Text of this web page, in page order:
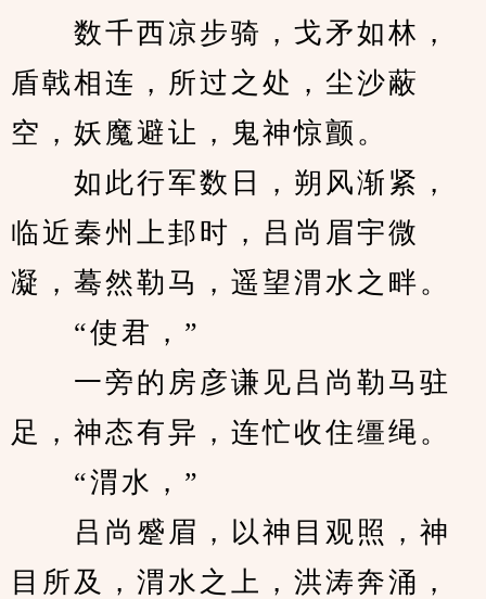
数千西凉步骑，戈矛如林，
盾戟相连，所过之处，尘沙蔽
空，妖魔避让，鬼神惊颤。
如此行军数日，朔风渐紧，
临近秦州上邽时，吕尚眉宇微
凝，蓦然勒马，遥望渭水之畔。
“使君，”
一旁的房彦谦见吕尚勒马驻
足，神态有异，连忙收住缰绳。
“渭水，”
吕尚蹙眉，以神目观照，神
目所及，渭水之上，洪涛奔涌，